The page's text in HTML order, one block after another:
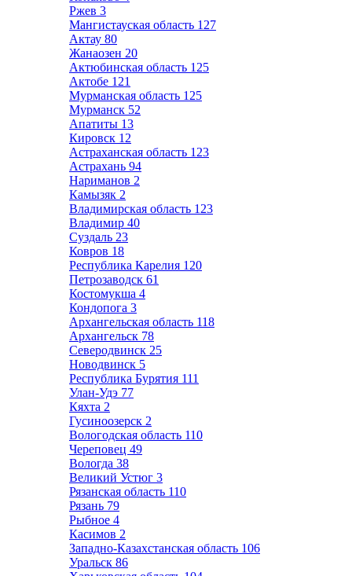
Ржев 3
Мангистауская область 127
Актау 80
Жанаозен 20
Актюбинская область 125
Актобе 121
Мурманская область 125
Мурманск 52
Апатиты 13
Кировск 12
Астраханская область 123
Астрахань 94
Нариманов 2
Камызяк 2
Владимирская область 123
Владимир 40
Суздаль 23
Ковров 18
Республика Карелия 120
Петрозаводск 61
Костомукша 4
Кондопога 3
Архангельская область 118
Архангельск 78
Северодвинск 25
Новодвинск 5
Республика Бурятия 111
Улан-Удэ 77
Кяхта 2
Гусиноозерск 2
Вологодская область 110
Череповец 49
Вологда 38
Великий Устюг 3
Рязанская область 110
Рязань 79
Рыбное 4
Касимов 2
Западно-Казахстанская область 106
Уральск 86